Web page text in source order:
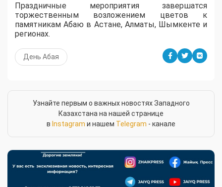
Праздничные мероприятия завершатся
торжественным возложением цветов к
памятникам Абаю в Астане, Алматы, Шымкенте и
регионах.
День Абая
Узнайте первым о важных новостях Западного
Казахстана на нашей странице
в Instagram и нашем Telegram - канале